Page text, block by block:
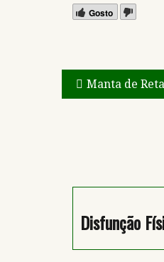
Gosto
Navegação
de
Manta de
Disfunção